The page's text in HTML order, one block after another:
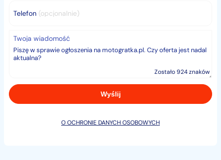
- Skórzana kierownica wielofunkcyjna
- Oryginalne Alu Felgi
- I wiele innych
Więcej informacji udzielimy telefonicznie.
Zapraszamy na oględziny i jazdę próbną do
W zakres pakietu gwarancji technicznej dla
Telefon (opcjonalnie)
Twoja wiadomość
Zostało 924 znaków
O OCHRONIE DANYCH OSOBOWYCH